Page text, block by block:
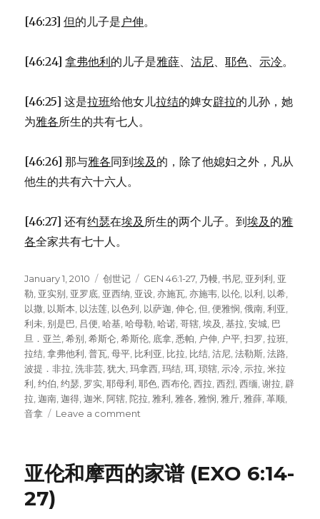
[46:23]但的儿子是 户伸。
[46:24]拿弗他利的儿子是雅薛、沽尼、耶色、示冷。
[46:25] 这是拉班给他女儿拉结的婢女辟拉的儿孙，她
为雅各所生的共有七人。
[46:26] 那与雅各同到埃及 的，除了他媳妇之外，凡从
他生的共有六十六人。
[46:27] 还有约瑟在埃及 所生的两个儿子。到埃及 的雅
各全家共有七十人。
Posted
on
January 1, 2010 Categories
创世记 Tags
GEN 46:1-27, 乃幔 ,书尼 亚列利 亚
勒 亚实别 亚罗底 亚西纳 亚设 ,亦施瓦 ,亦施韦 以伦 以利 以希
以撒 以斯本 以法莲 以色列 以萨迦 ,伸仑 ,但 ,便雅悯 ,俄南 ,利亚
利未 别是巴 吕便 ,哈基 ,哈母勒 ,哈诺 ,哥辖 ,埃及 ,基拉 ,安城 巴
旦．亚兰 ,希别 ,希斯仑 ,希斯伦 底拿 ,悉帕 户伸 户平 ,扫罗 ,拉班
拉结 ,拿弗他利 ,普瓦 ,母平 比利亚 比拉 比结 ,沽尼 ,法勒斯 ,法路
波提．非拉 ,洗非芸 ,犹大 ,玛拿西 ,玛结 ,珥 ,琐辖 示冷 示拉 ,米拉
利 ,约伯 ,约瑟 罗实 ,耶母利 ,耶色 ,西布伦 ,西拉 ,西烈 ,西缅 ,谢拉 辟
拉 ,迦南 ,迦得 ,迦米 ,阿辖 ,陀拉 雅利 雅各 雅悯 雅斤 雅薛 ,革顺
音拿
Leave a comment
家
亚伦和摩西的家谱 (EXO 6:14-
27)